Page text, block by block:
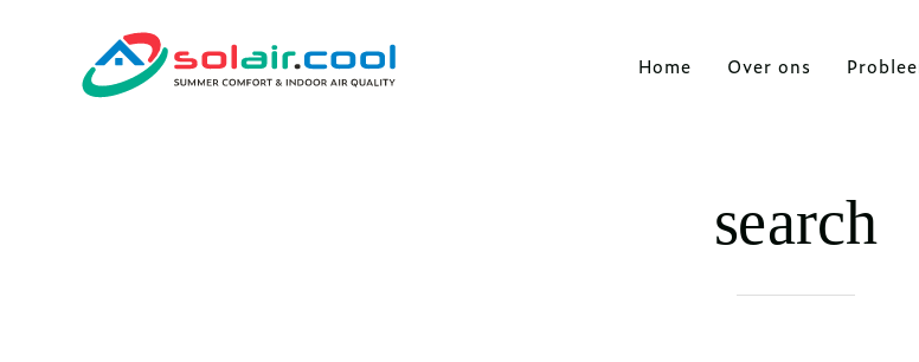
Home Over ons
search